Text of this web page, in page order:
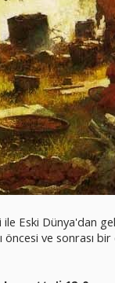
Eski Dünya'dan
öncesi ve